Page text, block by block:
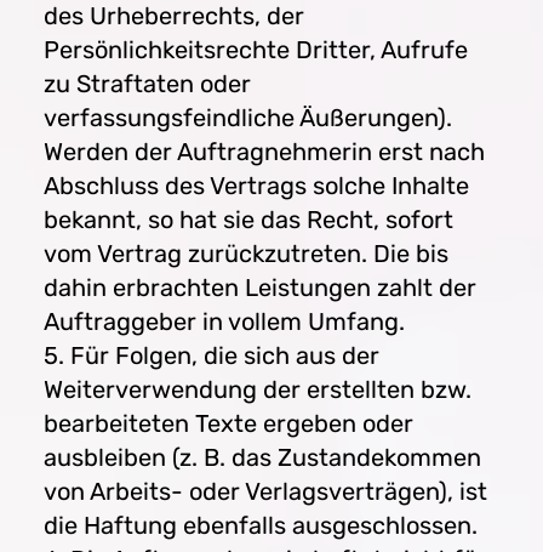
des Urheberrechts, der
Persönlichkeitsrechte Dritter, Aufrufe
zu Straftaten oder
verfassungsfeindliche Äußerungen).
Werden der Auftragnehmerin erst nach
Abschluss des Vertrags solche Inhalte
bekannt, so hat sie das Recht, sofort
vom Vertrag zurückzutreten. Die bis
dahin erbrachten Leistungen zahlt der
Auftraggeber in vollem Umfang.
5. Für Folgen, die sich aus der
Weiterverwendung der erstellten bzw.
bearbeiteten Texte ergeben oder
ausbleiben (z. B. das Zustandekommen
von Arbeits- oder Verlagsverträgen), ist
die Haftung ebenfalls ausgeschlossen.